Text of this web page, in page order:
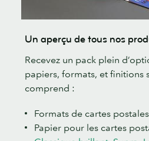
Un aperçu de tous nos
Recevez un pack plein
papiers, formats, et finitions
comprend :
Formats de cartes
Papier pour les cartes